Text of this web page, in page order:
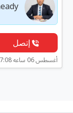
إتصل
أغسطس 06 ساعه 07:08 ص